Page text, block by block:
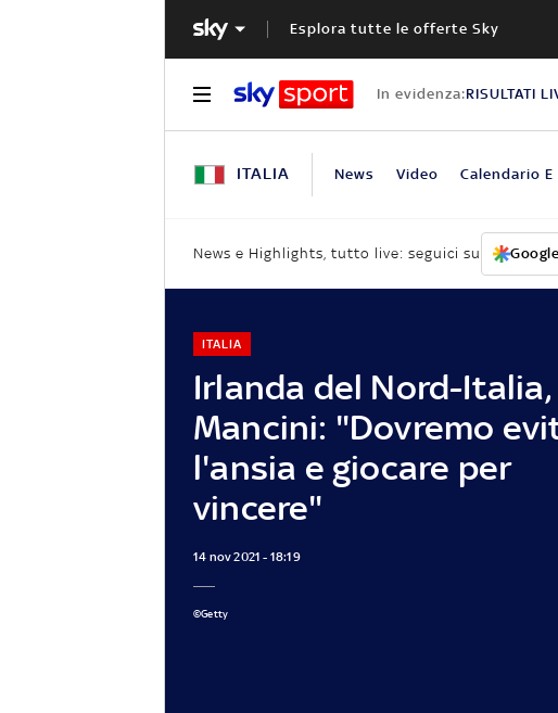
Esplora tutte le offerte Sky
In evidenza:RISULTATI
ITALIA News Video Calendario
News e Highlights, tutto live: seguici su
Irlanda del Nord-Italia,
Mancini: "Dovremo
l'ansia e giocare per
vincere"
ITALIA
14 nov 2021 - 18:19
©Getty